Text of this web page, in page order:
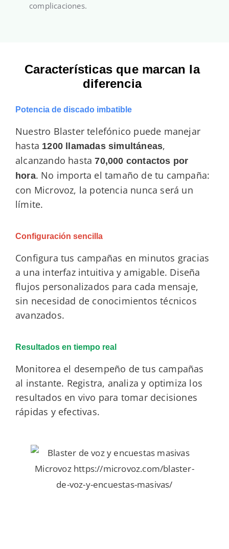
complicaciones.
Características que marcan la
diferencia
Potencia de discado imbatible
Nuestro Blaster telefónico puede manejar
hasta 1200 llamadas simultáneas,
alcanzando hasta70,000 contactos por
hora. No importa el tamaño de tu campaña:
con Microvoz, la potencia nunca será un
límite.
Configuración sencilla
Configura tus campañas en minutos gracias
a una interfaz intuitiva y amigable. Diseña
flujos personalizados para cada mensaje,
sin necesidad de conocimientos técnicos
avanzados.
Resultados en tiempo real
Monitorea el desempeño de tus campañas
al instante. Registra, analiza y optimiza los
resultados en vivo para tomar decisiones
rápidas y efectivas.